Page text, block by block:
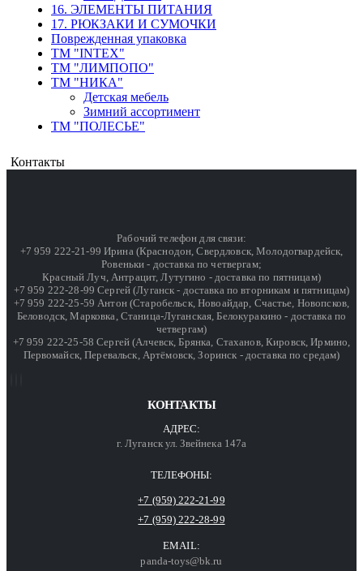
16. ЭЛЕМЕНТЫ ПИТАНИЯ
17. РЮКЗАКИ И СУМОЧКИ
Поврежденная упаковка
ТМ "INTEX"
ТМ "ЛИМПОПО"
ТМ "НИКА"
Детская мебель
Зимний ассортимент
ТМ "ПОЛЕСЬЕ"
Контакты
Рабочий телефон для связи:
+7 959 222-21-99 Ирина (Краснодон, Свердловск, Молодогвардейск,
Ровеньки - доставка по четвергам;
Красный Луч, Антрацит, Лутугино - доставка по пятницам)
+7 959 222-28-99 Сергей (Луганск - доставка по вторникам и пятницам)
+7 959 222-25-59 Антон (Старобельск, Новоайдар, Счастье, Новопсков,
Беловодск, Марковка, Станица-Луганская, Белокуракино - доставка по
четвергам)
+7 959 222-25-58 Сергей (Алчевск, Брянка, Стаханов, Кировск, Ирмино,
Первомайск, Перевальск, Артёмовск, Зоринск - доставка по средам)
КОНТАКТЫ
АДРЕС:
г. Луганск ул. Звейнека 147а
ТЕЛЕФОНЫ:
+7 (959) 222-21-99
+7 (959) 222-28-99
EMAIL:
panda-toys@bk.ru